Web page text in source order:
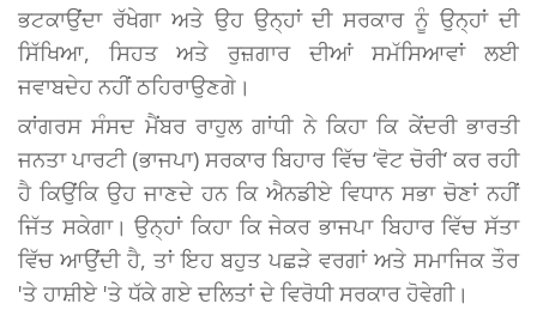
ਭਟਕਾਉਂਦਾ ਰੱਖੇਗਾ ਅਤੇ ਉਹ ਉਨ੍ਹਾਂ ਦੀ ਸਰਕਾਰ ਨੂੰ ਉਨ੍ਹਾਂ ਦੀ
ਸਿੱਖਿਆ, ਸਿਹਤ ਅਤੇ ਰੁਜ਼ਗਾਰ ਦੀਆਂ ਸਮੱਸਿਆਵਾਂ ਲਈ
ਜਵਾਬਦੇਹ ਨਹੀਂ ਠਹਿਰਾਉਣਗੇ।
ਕਾਂਗਰਸ ਸੰਸਦ ਮੈਂਬਰ ਰਾਹੁਲ ਗਾਂਧੀ ਨੇ ਕਿਹਾ ਕਿ ਕੇਂਦਰੀ ਭਾਰਤੀ
ਜਨਤਾ ਪਾਰਟੀ (ਭਾਜਪਾ) ਸਰਕਾਰ ਬਿਹਾਰ ਵਿੱਚ ‘ਵੋਟ ਚੋਰੀ‘ ਕਰ ਰਹੀ
ਹੈ ਕਿਉਂਕਿ ਉਹ ਜਾਣਦੇ ਹਨ ਕਿ ਐਨਡੀਏ ਵਿਧਾਨ ਸਭਾ ਚੋਣਾਂ ਨਹੀਂ
ਜਿੱਤ ਸਕੇਗਾ। ਉਨ੍ਹਾਂ ਕਿਹਾ ਕਿ ਜੇਕਰ ਭਾਜਪਾ ਬਿਹਾਰ ਵਿੱਚ ਸੱਤਾ
ਵਿੱਚ ਆਉਂਦੀ ਹੈ, ਤਾਂ ਇਹ ਬਹੁਤ ਪਛੜੇ ਵਰਗਾਂ ਅਤੇ ਸਮਾਜਿਕ ਤੌਰ
'ਤੇ ਹਾਸ਼ੀਏ 'ਤੇ ਧੱਕੇ ਗਏ ਦਲਿਤਾਂ ਦੇ ਵਿਰੋਧੀ ਸਰਕਾਰ ਹੋਵੇਗੀ।